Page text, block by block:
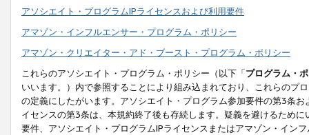
アソシエイト・プログラムIPライセンスおよび利用要件
アマゾン・インフルエンサー・プログラム・ポリシー
アマゾン・クリエイター・アド・ブースト・プログラム・ポリシー
これらのアソシエイト・プログラム・ポリシー（以下「プログラム・
いいます。）内で参照することにより組み込まれており、これらのプ
の定義にしたがいます。アソシエイト・プログラム参加要件の第3条
イセンスの第3条は、本規約終了後も存続します。疑義を避けるため
要件、アソシエイト・プログラムIPライセンスまたはアマゾン・イン